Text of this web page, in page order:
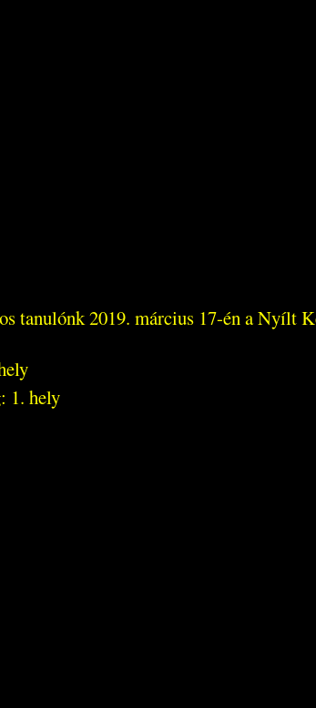
tanulónk 2019. március 17-én a Nyílt
1. hely